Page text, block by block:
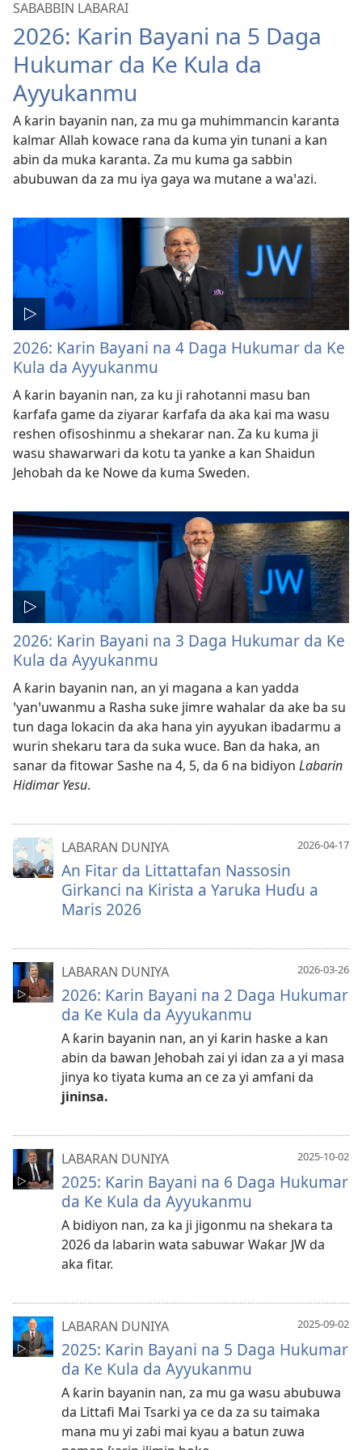
SABABBIN LABARAI
2026: Ƙarin Bayani na 5 Daga
Hukumar da Ke Kula da
Ayyukanmu
A ƙarin bayanin nan, za mu ga muhimmancin karanta
kalmar Allah kowace rana da kuma yin tunani a kan
abin da muka karanta. Za mu kuma ga sabbin
abubuwan da za mu iya gaya wa mutane a waꞌazi.
2026: Ƙarin Bayani na 4 Daga Hukumar da Ke
Kula da Ayyukanmu
A ƙarin bayanin nan, za ku ji rahotanni masu ban
ƙarfafa game da ziyarar ƙarfafa da aka kai ma wasu
reshen ofisoshinmu a shekarar nan. Za ku kuma ji
wasu shawarwari da kotu ta yanke a kan Shaidun
Jehobah da ke Nowe da kuma Sweden.
2026: Ƙarin Bayani na 3 Daga Hukumar da Ke
Kula da Ayyukanmu
A ƙarin bayanin nan, an yi magana a kan yadda
ꞌyanꞌuwanmu a Rasha suke jimre wahalar da ake ba su
tun daga lokacin da aka hana yin ayyukan ibadarmu a
wurin shekaru tara da suka wuce. Ban da haka, an
sanar da fitowar Sashe na 4, 5, da 6 na bidiyon Labarin
Hidimar Yesu.
2026-04-17
LABARAN DUNIYA
An Fitar da Littattafan Nassosin
Girkanci na Kirista a Yaruka Huɗu a
Maris 2026
2026-03-26
LABARAN DUNIYA
2026: Ƙarin Bayani na 2 Daga Hukumar
da Ke Kula da Ayyukanmu
A ƙarin bayanin nan, an yi ƙarin haske a kan
abin da bawan Jehobah zai yi idan za a yi masa
jinya ko tiyata kuma an ce za yi amfani da
jininsa.
2025-10-02
LABARAN DUNIYA
2025: Ƙarin Bayani na 6 Daga Hukumar
da Ke Kula da Ayyukanmu
A bidiyon nan, za ka ji jigonmu na shekara ta
2026 da labarin wata sabuwar Waƙar JW da
aka fitar.
2025-09-02
LABARAN DUNIYA
2025: Ƙarin Bayani na 5 Daga Hukumar
da Ke Kula da Ayyukanmu
A ƙarin bayanin nan, za mu ga wasu abubuwa
da Littafi Mai Tsarki ya ce da za su taimaka
mana mu yi zaɓi mai kyau a batun zuwa